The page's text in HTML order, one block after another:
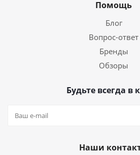
Помощь
Блог
Вопрос-ответ
Бренды
Обзоры
Будьте всегда в
Наши